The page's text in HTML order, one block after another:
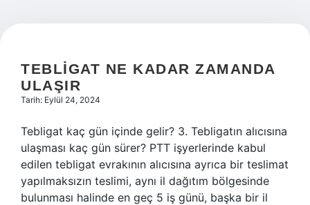
TEBLIGAT NE KADAR ZAMANDA
ULAŞIR
Tarih: Eylül 24, 2024
Tebligat kaç gün içinde gelir? 3. Tebligatın alıcısına
ulaşması kaç gün sürer? PTT işyerlerinde kabul
edilen tebligat evrakının alıcısına ayrıca bir teslimat
yapılmaksızın teslimi, aynı il dağıtım bölgesinde
bulunması halinde en geç 5 iş günü, başka bir il